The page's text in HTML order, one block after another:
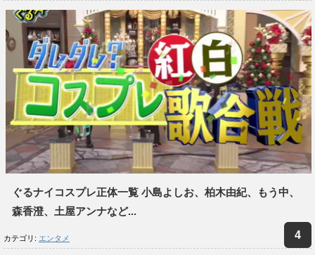
ぐるナイコスプレ正体一覧 小島よしお、柏木由紀、もう中、
森香澄、土屋アンナなど...
カテゴリ: エンタメ